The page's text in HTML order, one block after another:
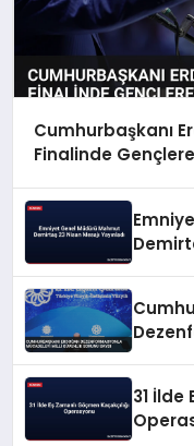
Cumhurbaşkanı
Finalinde
31 İlde